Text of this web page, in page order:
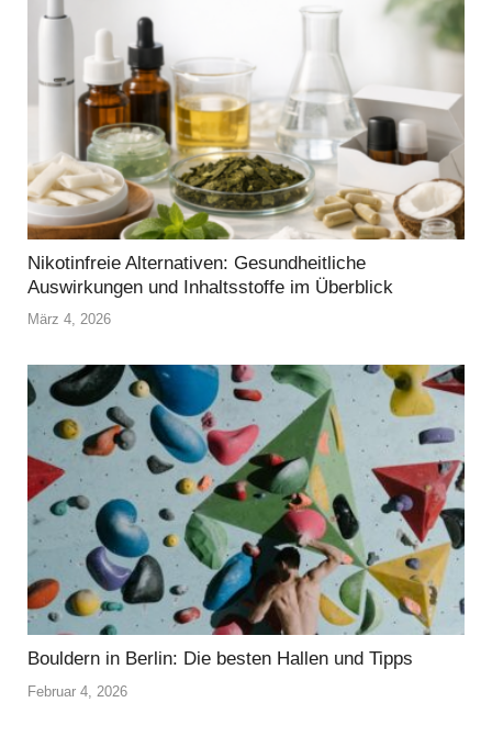
Nikotinfreie Alternativen: Gesundheitliche
Auswirkungen und Inhaltsstoffe im Überblick
März 4, 2026
Bouldern in Berlin: Die besten Hallen und Tipps
Februar 4, 2026